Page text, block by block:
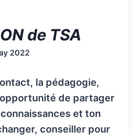
de TSA
2022
la pédagogie,
de partager
et ton
conseiller pour